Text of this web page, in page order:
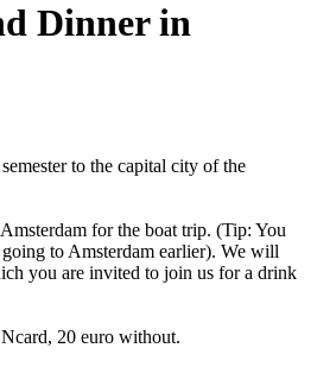
Dinner in
to the capital city of the
for the boat trip. (Tip: You
to Amsterdam earlier). We will
you are invited to join us for a drink
20 euro without.